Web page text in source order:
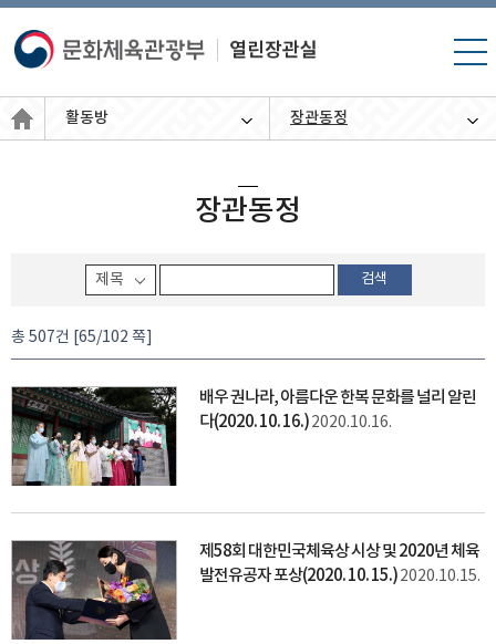
장관동정
활동방 장관동정
검색
총 507건 [65/102 쪽]
배우 권나라, 아름다운 한복 문화를 널리 알린
다(2020. 10. 16.)2020.10.16.
제58회 대한민국체육상 시상 및 2020년 체육
발전유공자 포상(2020. 10. 15.)2020.10.15.